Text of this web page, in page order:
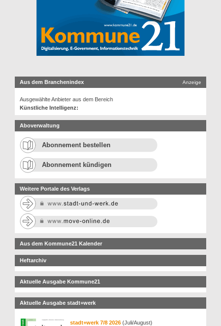
Aus dem Branchenindex Anzeige
Ausgewählte Anbieter aus dem Bereich
Künstliche Intelligenz:
Aboverwaltung
Abonnement bestellen
Abonnement kündigen
Weitere Portale des Verlags
Aus dem Kommune21 Kalender
Heftarchiv
Aktuelle Ausgabe Kommune21
Aktuelle Ausgabe stadt+werk
stadt+werk 7/8 2026 (Juli/August)